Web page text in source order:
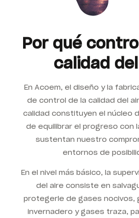
Por qué
calidad
En Acoem, el diseño y la
de control de la calidad del
calidad constituyen el núcleo
de equilibrar el progreso con
sustentan nuestro
entornos de
En el nivel más básico, la
del aire consiste en
protegerle de gases
invernadero y gases traza,